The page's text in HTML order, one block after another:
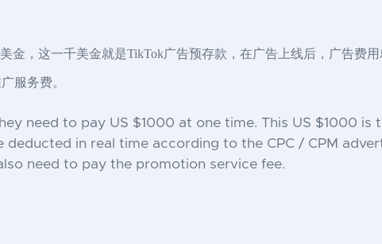
金，这一千美金就是TikTok广告预存款，在广告上线后，广告费
服务费。
need to pay US $1000 at one time. This US $1000
in real time according to the CPC / CPM
need to pay the promotion service fee.